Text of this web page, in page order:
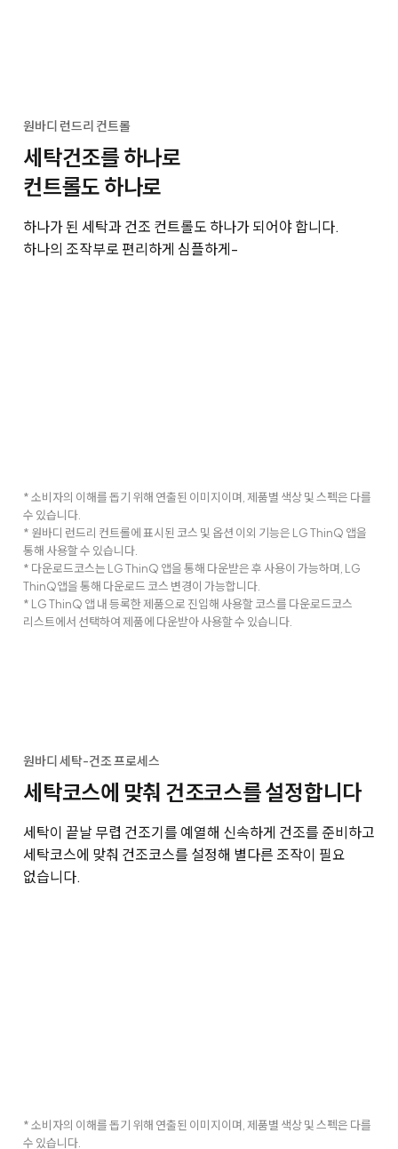
원바디 런드리 컨트롤
세탁건조를 하나로
컨트롤도 하나로
하나가 된 세탁과 건조 컨트롤도 하나가 되어야 합니다.
하나의 조작부로 편리하게 심플하게-
* 소비자의 이해를 돕기 위해 연출된 이미지이며, 제품별 색상 및 스펙은 다를
수 있습니다.
* 원바디 런드리 컨트롤에 표시된 코스 및 옵션 이외 기능은 LG ThinQ 앱을
통해 사용할 수 있습니다.
* 다운로드코스는 LG ThinQ 앱을 통해 다운받은 후 사용이 가능하며, LG
ThinQ앱을 통해 다운로드 코스 변경이 가능합니다.
* LG ThinQ 앱 내 등록한 제품으로 진입해 사용할 코스를 다운로드코스
리스트에서 선택하여 제품에 다운받아 사용할 수 있습니다.
원바디 세탁-건조 프로세스
세탁코스에 맞춰 건조코스를 설정합니다
세탁이 끝날 무렵 건조기를 예열해 신속하게 건조를 준비하고
세탁코스에 맞춰 건조코스를 설정해 별다른 조작이 필요
없습니다.
* 소비자의 이해를 돕기 위해 연출된 이미지이며, 제품별 색상 및 스펙은 다를
수 있습니다.